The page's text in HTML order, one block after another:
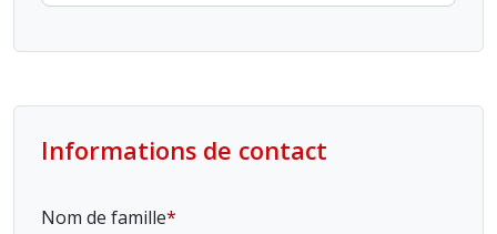
Informations de contact
Nom de famille